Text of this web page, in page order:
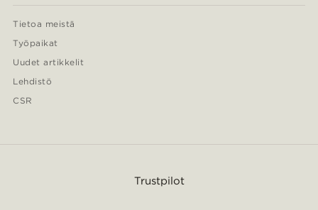
Tietoa meistä
Työpaikat
Uudet artikkelit
Lehdistö
CSR
Trustpilot